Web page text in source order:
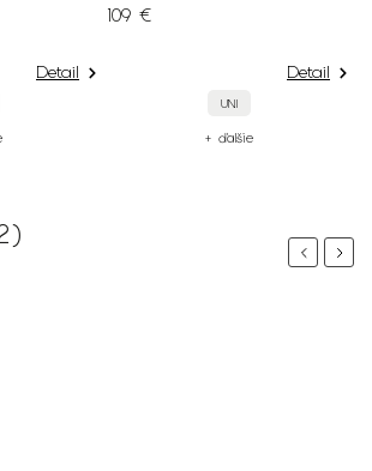
Detail
109 €
Detail
UNI
+ ďalšie
PreviousNext